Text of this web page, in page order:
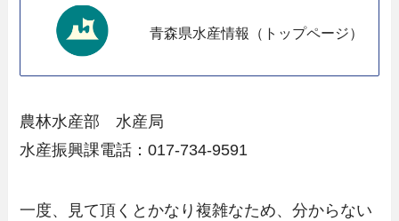
青森県水産情報（トップページ）
農林水産部 水産局
水産振興課電話：017-734-9591
一度、見て頂くとかなり複雑なため、分からない